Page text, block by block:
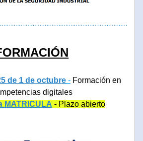
de 1 de octubre - Formación en
digitales
MATRICULA - Plazo abierto